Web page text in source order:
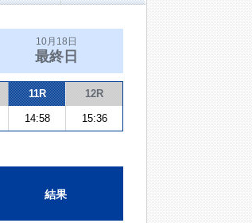
10月18日
最終日
11R 12R
14:58 15:36
結果